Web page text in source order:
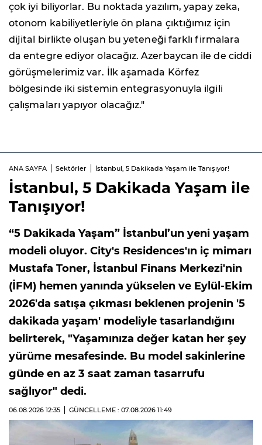
çok iyi biliyorlar. Bu noktada yazılım, yapay zeka,
otonom kabiliyetleriyle ön plana çıktığımız için
dijital birlikte oluşan bu yeteneği farklı firmalara
da entegre ediyor olacağız. Azerbaycan ile de ciddi
görüşmelerimiz var. İlk aşamada Körfez
bölgesinde iki sistemin entegrasyonuyla ilgili
çalışmaları yapıyor olacağız."
ANA SAYFA Sektörler İstanbul, 5 Dakikada Yaşam ile Tanışıyor!
İstanbul, 5 Dakikada Yaşam ile
Tanışıyor!
“5 Dakikada Yaşam” İstanbul’un yeni yaşam
modeli oluyor. City's Residences'ın iç mimarı
Mustafa Toner, İstanbul Finans Merkezi'nin
(İFM) hemen yanında yükselen ve Eylül-Ekim
2026'da satışa çıkması beklenen projenin '5
dakikada yaşam' modeliyle tasarlandığını
belirterek, "Yaşamınıza değer katan her şey
yürüme mesafesinde. Bu model sakinlerine
günde en az 3 saat zaman tasarrufu
sağlıyor" dedi.
06.08.2026 12:35 GÜNCELLEME : 07.08.2026 11:49